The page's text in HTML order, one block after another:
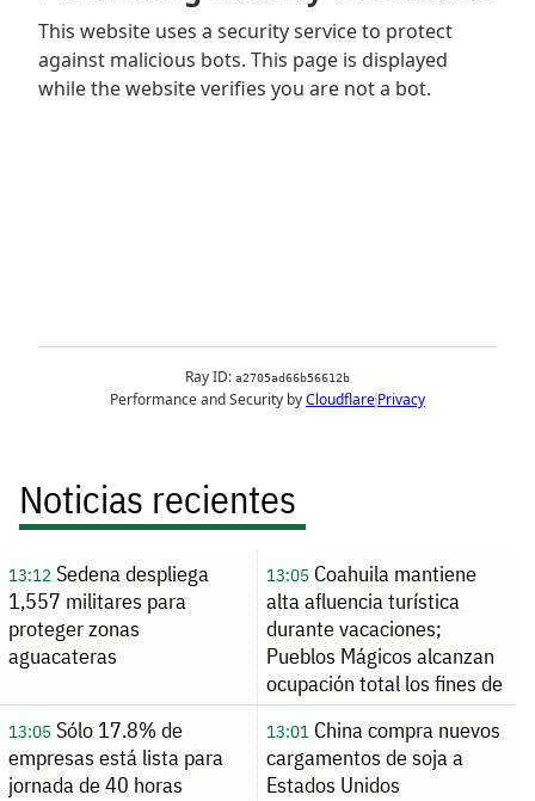
Noticias recientes
13:12Sedena despliega
1,557 militares para
proteger zonas
aguacateras
13:05Coahuila mantiene
alta afluencia turística
durante vacaciones;
Pueblos Mágicos alcanzan
ocupación total los fines de
semana
13:05Sólo 17.8% de
empresas está lista para
jornada de 40 horas
13:01China compra nuevos
cargamentos de soja a
Estados Unidos